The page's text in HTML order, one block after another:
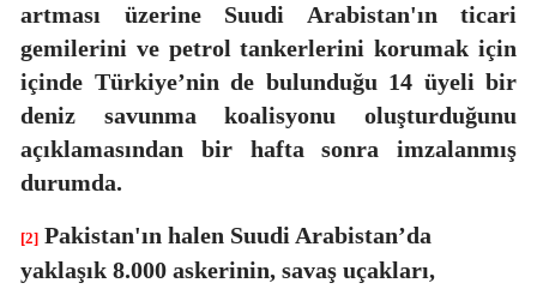
artması üzerine Suudi Arabistan'ın ticari
gemilerini ve petrol tankerlerini korumak için
içinde Türkiye’nin de bulunduğu 14 üyeli bir
deniz savunma koalisyonu oluşturduğunu
açıklamasından bir hafta sonra imzalanmış
durumda.
[2] Pakistan'ın halen Suudi Arabistan’da
yaklaşık 8.000 askerinin, savaş uçakları,